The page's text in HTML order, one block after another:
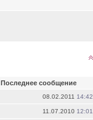
Последнее сообщение
08.02.2011 14:42
11.07.2010 12:01